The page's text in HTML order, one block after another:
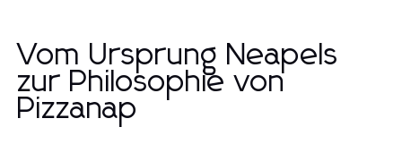
Vom Ursprung Neapels
zur Philosophie von
Pizzanap